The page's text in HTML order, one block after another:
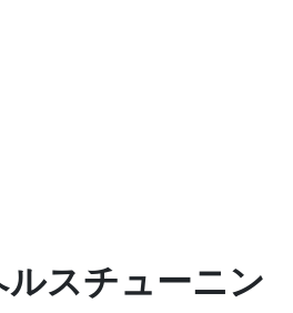
スチューニン